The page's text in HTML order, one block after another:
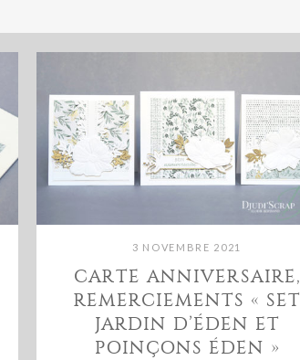
3 NOVEMBRE 2021
CARTE ANNIVERSAIRE,
REMERCIEMENTS « SET
JARDIN D’ÉDEN ET
POINÇONS ÉDEN »